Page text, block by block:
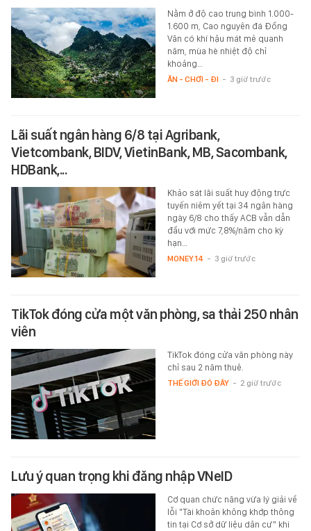
Nằm ở độ cao trung bình 1.000-
1.600 m, Cao nguyên đá Đồng
Văn có khí hậu mát mẻ quanh
năm, mùa hè nhiệt độ chỉ
khoảng…
ĂN - CHƠI - ĐI - 3 giờ trước
Lãi suất ngân hàng 6/8 tại Agribank,
Vietcombank, BIDV, VietinBank, MB, Sacombank,
HDBank,...
Khảo sát lãi suất huy động trực
tuyến niêm yết tại 34 ngân hàng
ngày 6/8 cho thấy ACB vẫn dẫn
đầu với mức 7,8%/năm cho kỳ
hạn…
MONEY.14 - 3 giờ trước
TikTok đóng cửa một văn phòng, sa thải 250 nhân
viên
TikTok đóng cửa văn phòng này
chỉ sau 2 năm thuê.
THẾ GIỚI ĐÓ ĐÂY - 2 giờ trước
Lưu ý quan trọng khi đăng nhập VNeID
Cơ quan chức năng vừa lý giải về
lỗi "Tài khoản không khớp thông
tin tại Cơ sở dữ liệu dân cư" khi